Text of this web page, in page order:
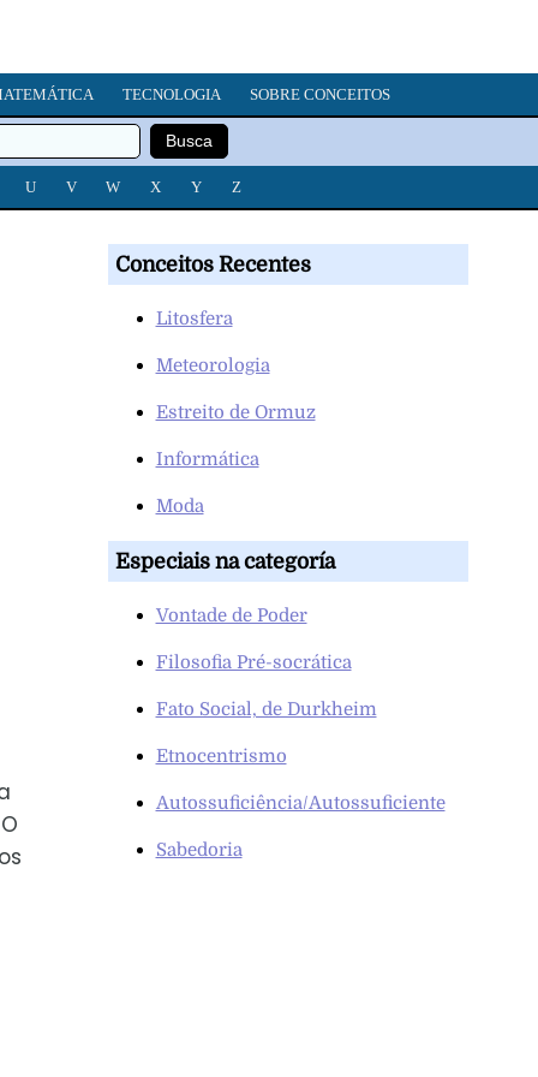
TECNOLOGIA SOBRE CONCEITOS
U V W X Y Z
Conceitos Recentes
Litosfera
Meteorologia
Estreito de Ormuz
Informática
Moda
Especiais na categoría
Vontade de Poder
Filosofia Pré-socrática
Fato Social, de Durkheim
Etnocentrismo
Autossuficiência/Autossuficiente
Sabedoria